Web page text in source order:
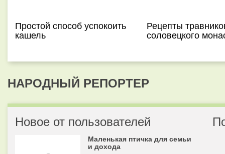
Простой способ успокоить
кашель
Рецепты
соловецкого
НАРОДНЫЙ РЕПОРТЕР
Новое от пользователей
Маленькая птичка для семьи
и дохода